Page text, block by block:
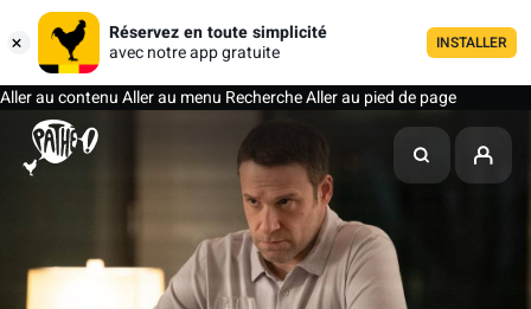
Réservez en toute simplicité
avec notre app gratuite
INSTALLER
Aller au contenuAller au menu RechercheAller au pied de page